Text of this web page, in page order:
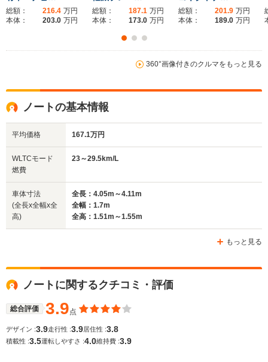
総額： 216.4 万円
本体：
203.0 万円
総額： 187.1 万円
本体：
173.0 万円
総額： 201.9 万円
本体：
189.0 万円
360°画像付きのクルマをもっと見る
ノートの基本情報
平均価格 167.1万円
WLTCモード
燃費
23～29.5km/L
車体寸法
(全長x全幅x全
高)
全長：4.05m～4.11m
全幅：1.7m
全高：1.51m～1.55m
もっと見る
ノートに関するクチコミ・評価
総合評価 3.9 点
デザイン :3.9走行性 :3.9居住性 :3.8
積載性 :3.5運転しやすさ :4.0維持費 :3.9